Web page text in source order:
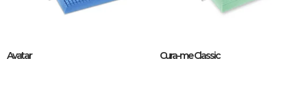
Avatar Cura-me Classic